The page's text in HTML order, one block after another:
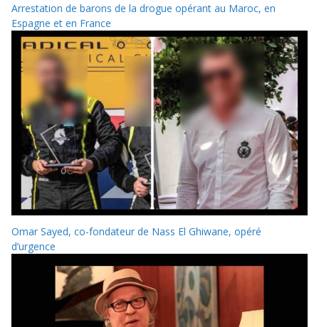
Arrestation de barons de la drogue opérant au Maroc, en
Espagne et en France
Omar Sayed, co-fondateur de Nass El Ghiwane, opéré
d’urgence